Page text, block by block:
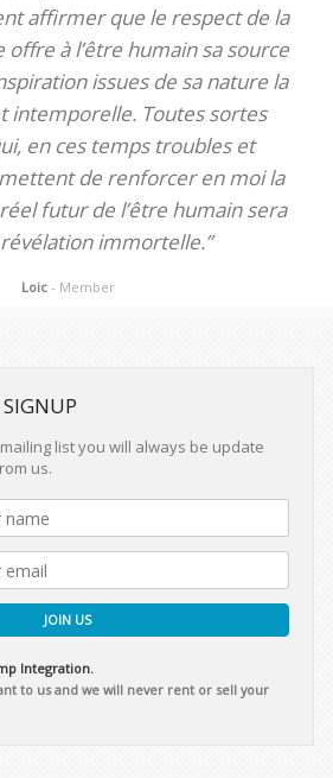
affirmer que le respect de la
offre à l’être humain sa source
issues de sa nature la
intemporelle. Toutes sortes
en ces temps troubles et
de renforcer en moi la
futur de l’être humain sera
immortelle.”
Loic - Member
list you will always be update
us.
JOIN US
Integration.
to us and we will never rent or sell your